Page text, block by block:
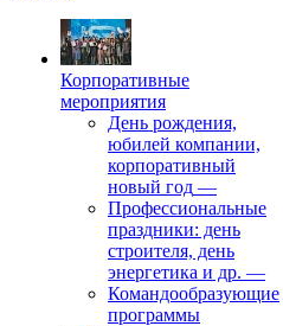
Корпоративные
мероприятия
День рождения,
юбилей компании,
корпоративный
новый год —
Профессиональные
праздники: день
строителя, день
энергетика и др. —
Командообразующие
программы